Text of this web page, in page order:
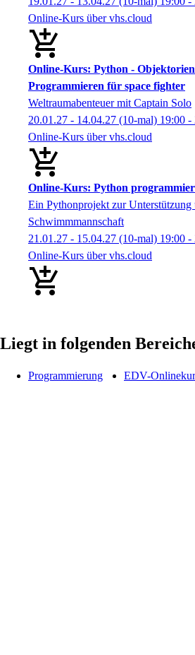
Online-Kurs über vhs.cloud
Online-Kurs: Python -
Programmieren für space fighter
Weltraumabenteuer mit Captain Solo
20.01.27 - 14.04.27 (10-mal) 19:00 -
Online-Kurs über vhs.cloud
Online-Kurs: Python
Ein Pythonprojekt zur Unterstützung
Schwimmmannschaft
21.01.27 - 15.04.27 (10-mal) 19:00 -
Online-Kurs über vhs.cloud
Liegt in folgenden
Programmierung EDV-